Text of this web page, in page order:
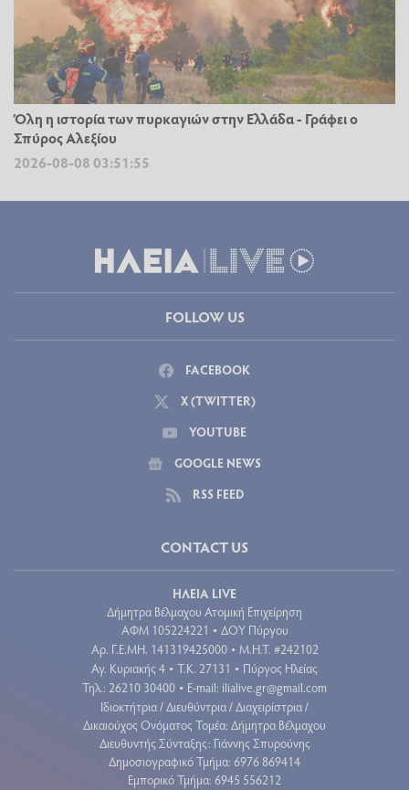
Όλη η ιστορία των πυρκαγιών στην Ελλάδα - Γράφει ο
Σπύρος Αλεξίου
2026-08-08 03:51:55
FOLLOW US
FACEBOOK
X (TWITTER)
YOUTUBE
GOOGLE NEWS
RSS FEED
CONTACT US
ΗΛΕΙΑ LIVE
Δήμητρα Βέλμαχου Ατομική Επιχείρηση
ΑΦΜ 105224221 • ΔΟΥ Πύργου
Aρ. Γ.Ε.ΜΗ. 141319425000 • Μ.Η.Τ. #242102
Αγ. Κυριακής 4 • Τ.Κ. 27131 • Πύργος Ηλείας
Τηλ.: 26210 30400 • E-mail: ilialive.gr@gmail.com
Ιδιοκτήτρια / Διευθύντρια / Διαχειρίστρια /
Δικαιούχος Ονόματος Τομέα: Δήμητρα Βέλμαχου
Διευθυντής Σύνταξης: Γιάννης Σπυρούνης
Δημοσιογραφικό Τμήμα: 6976 869414
Εμπορικό Τμήμα: 6945 556212